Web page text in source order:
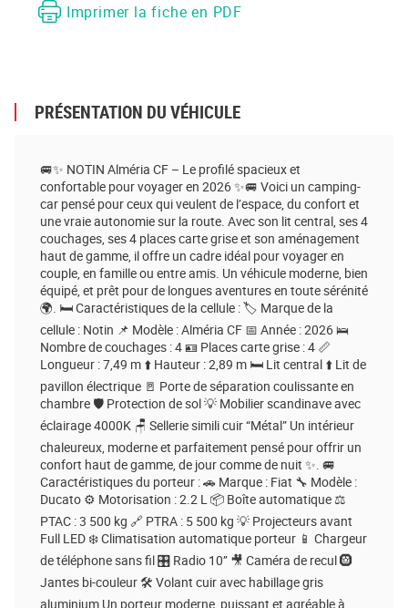
Imprimer la fiche en PDF
PRÉSENTATION DU VÉHICULE
🚐✨ NOTIN Alméria CF – Le profilé spacieux et
confortable pour voyager en 2026 ✨🚐 Voici un camping-
car pensé pour ceux qui veulent de l’espace, du confort et
une vraie autonomie sur la route. Avec son lit central, ses 4
couchages, ses 4 places carte grise et son aménagement
haut de gamme, il offre un cadre idéal pour voyager en
couple, en famille ou entre amis. Un véhicule moderne, bien
équipé, et prêt pour de longues aventures en toute sérénité
🌍. 🛏️ Caractéristiques de la cellule : 🏷️ Marque de la
cellule : Notin 📌 Modèle : Alméria CF 📅 Année : 2026 🛌
Nombre de couchages : 4 🪪 Places carte grise : 4 📏
Longueur : 7,49 m ⬆️ Hauteur : 2,89 m 🛏️ Lit central ⬆️ Lit de
pavillon électrique 🚪 Porte de séparation coulissante en
chambre 🛡️ Protection de sol 💡 Mobilier scandinave avec
éclairage 4000K 🪑 Sellerie simili cuir “Métal” Un intérieur
chaleureux, moderne et parfaitement pensé pour offrir un
confort haut de gamme, de jour comme de nuit ✨. 🚐
Caractéristiques du porteur : 🚗 Marque : Fiat 🔧 Modèle :
Ducato ⚙️ Motorisation : 2.2 L 📦 Boîte automatique ⚖️
PTAC : 3 500 kg 🔗 PTRA : 5 500 kg 💡 Projecteurs avant
Full LED ❄️ Climatisation automatique porteur 📱 Chargeur
de téléphone sans fil 🎛️ Radio 10’’ 🎥 Caméra de recul 🛞
Jantes bi-couleur 🛠️ Volant cuir avec habillage gris
aluminium Un porteur moderne, puissant et agréable à